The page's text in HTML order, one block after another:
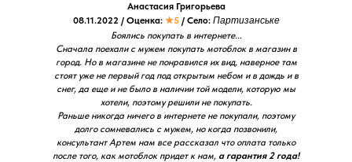
Боялись покупать в интернете...
Сначала поехали с мужем покупать мотоблок в магазин в
город. Но в магазине не понравился их вид, наверное там
стоят уже не первый год под открытым небом и в дождь и в
снег, да еще и не было в наличии той модели, которую мы
хотели, поэтому решили не покупать.
Раньше никогда ничего в интернете не покупали, поэтому
долго сомневались с мужем, но когда позвонили,
консультант Артем нам все рассказал что оплата только
после того, как мотоблок придет к нам, а гарантия 2 года!
Анастасия Григорьева
08.11.2022 / Оценка: ★5 / Село: Партизанське